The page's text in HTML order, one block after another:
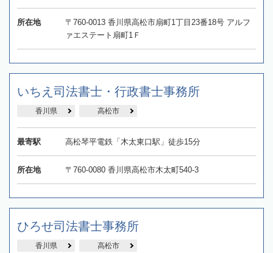
所在地
〒760‐0013 香川県高松市扇町1丁目23番18号 アルフ
ァエステート扇町1Ｆ
いちえ司法書士・行政書士事務所
香川県 高松市
最寄駅 高松琴平電鉄「木太東口駅」徒歩15分
所在地 〒760-0080 香川県高松市木太町540-3
ひろせ司法書士事務所
香川県 高松市